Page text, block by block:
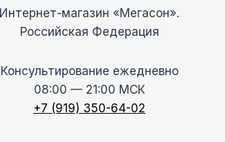
Интернет-магазин «Мегасон».
Российская Федерация
Консультирование ежедневно
08:00 — 21:00 МСК
+7 (919) 350-64-02